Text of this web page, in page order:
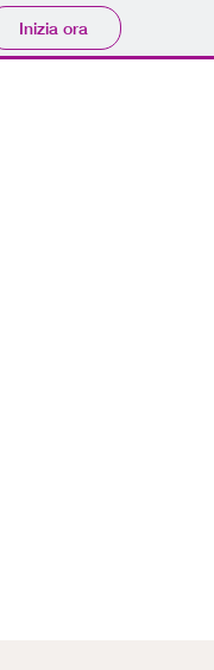
Inizia ora